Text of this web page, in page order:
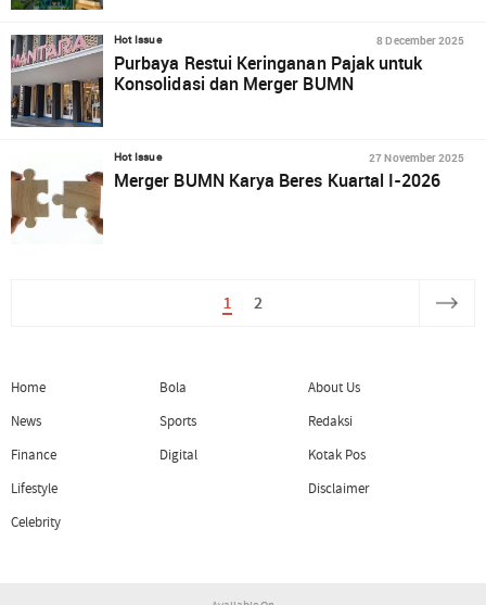
Hot Issue 8 December 2025
Purbaya Restui Keringanan Pajak untuk
Konsolidasi dan Merger BUMN
Hot Issue 27 November 2025
Merger BUMN Karya Beres Kuartal I-2026
1 2
Home
News
Finance
Lifestyle
Celebrity
Bola
Sports
Digital
About Us
Redaksi
Kotak Pos
Disclaimer